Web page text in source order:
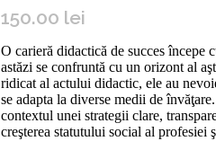
150.00 lei
O carieră didactică de succes începe
astăzi se confruntă cu un orizont al
ridicat al actului didactic, ele au
se adapta la diverse medii de
contextul unei strategii clare,
creşterea statutului social al profesiei